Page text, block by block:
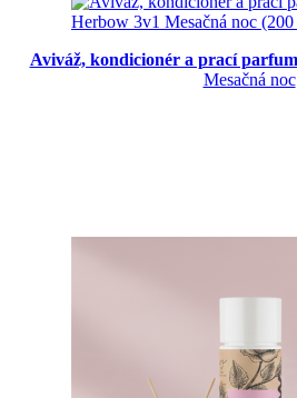
Aviváž, kondicionér a prací parfum
Mesačná noc